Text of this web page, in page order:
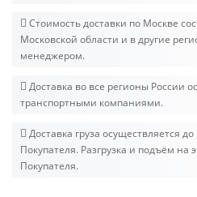
Стоимость доставки по Москве
Московской области и в другие
менеджером.
Доставка во все регионы России
транспортными компаниями.
Доставка груза осуществляется
Покупателя. Разгрузка и подъём на
Покупателя.